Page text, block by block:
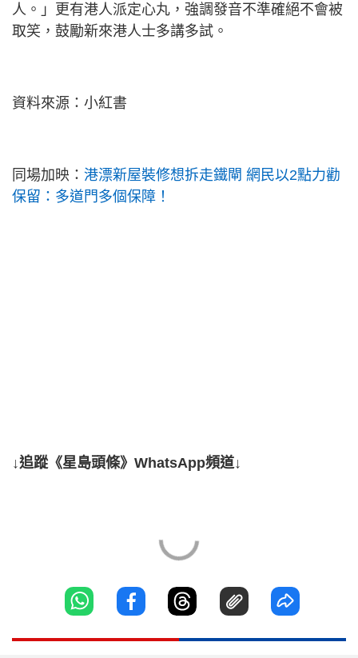
人。」更有港人派定心丸，強調發音不準確絕不會被
取笑，鼓勵新來港人士多講多試。
資料來源：小紅書
同場加映： 港漂新屋裝修想拆走鐵閘 網民以2點力勸
保留：多道門多個保障！
↓追蹤《星島頭條》WhatsApp頻道↓